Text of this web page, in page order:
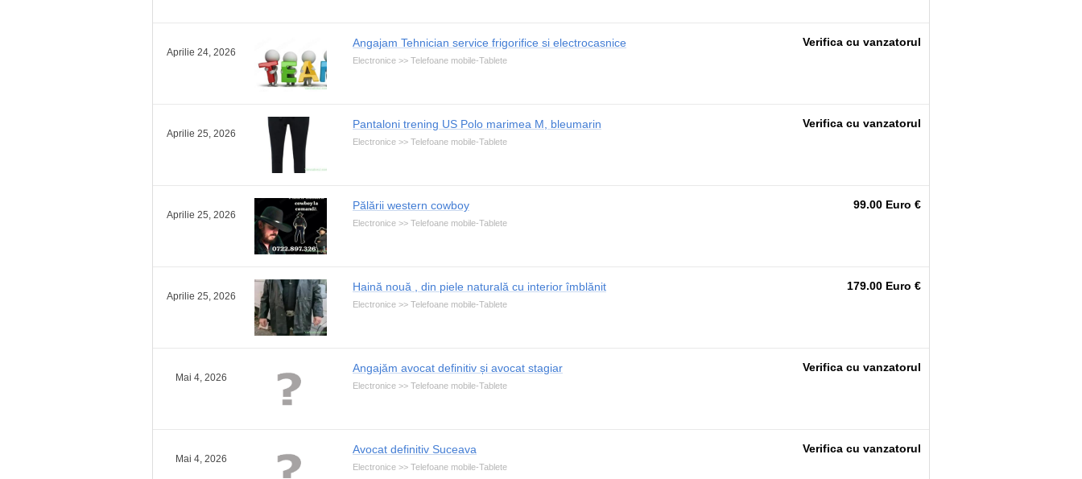
Aprilie 24, 2026
Angajam Tehnician service frigorifice si electrocasnice
Electronice >> Telefoane mobile-Tablete
Verifica cu vanzatorul
Aprilie 25, 2026
Pantaloni trening US Polo marimea M, bleumarin
Electronice >> Telefoane mobile-Tablete
Verifica cu vanzatorul
Aprilie 25, 2026
Pălării western cowboy
Electronice >> Telefoane mobile-Tablete
99.00 Euro €
Aprilie 25, 2026
Haină nouă , din piele naturală cu interior îmblănit
Electronice >> Telefoane mobile-Tablete
179.00 Euro €
Mai 4, 2026
Angajăm avocat definitiv și avocat stagiar
Electronice >> Telefoane mobile-Tablete
Verifica cu vanzatorul
Mai 4, 2026
Avocat definitiv Suceava
Electronice >> Telefoane mobile-Tablete
Verifica cu vanzatorul